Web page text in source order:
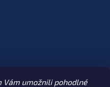
Vám umožnili pohodlné